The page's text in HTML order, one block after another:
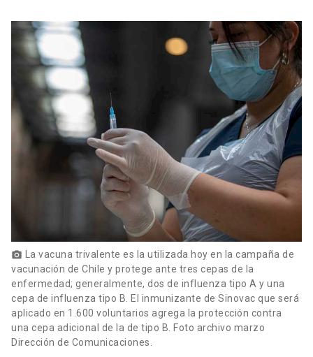
Alumni launch
Padres y familia
Vecinos
Mi Portal UC launch
Biblioteca
Donaciones
photo_camera La vacuna trivalente es la utilizada hoy en la campaña de
vacunación de Chile y protege ante tres cepas de la
enfermedad; generalmente, dos de influenza tipo A y una
cepa de influenza tipo B. El inmunizante de Sinovac que será
aplicado en 1.600 voluntarios agrega la protección contra
una cepa adicional de la de tipo B. Foto archivo marzo
Dirección de Comunicaciones.